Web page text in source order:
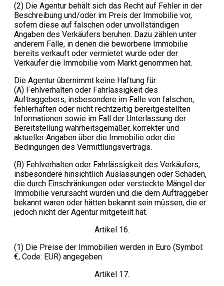
(2) Die Agentur behält sich das Recht auf Fehler in der
Beschreibung und/oder im Preis der Immobilie vor,
sofern diese auf falschen oder unvollständigen
Angaben des Verkäufers beruhen. Dazu zählen unter
anderem Fälle, in denen die beworbene Immobilie
bereits verkauft oder vermietet wurde oder der
Verkäufer die Immobilie vom Markt genommen hat.
Die Agentur übernimmt keine Haftung für:
(A) Fehlverhalten oder Fahrlässigkeit des
Auftraggebers, insbesondere im Falle von falschen,
fehlerhaften oder nicht rechtzeitig bereitgestellten
Informationen sowie im Fall der Unterlassung der
Bereitstellung wahrheitsgemäßer, korrekter und
aktueller Angaben über die Immobilie oder die
Bedingungen des Vermittlungsvertrags.
(B) Fehlverhalten oder Fahrlässigkeit des Verkäufers,
insbesondere hinsichtlich Auslassungen oder Schäden,
die durch Einschränkungen oder versteckte Mängel der
Immobilie verursacht wurden und die dem Auftraggeber
bekannt waren oder hätten bekannt sein müssen, die er
jedoch nicht der Agentur mitgeteilt hat.
Artikel 16.
(1) Die Preise der Immobilien werden in Euro (Symbol:
€, Code: EUR) angegeben.
Artikel 17.